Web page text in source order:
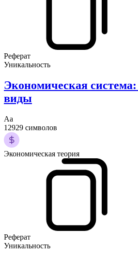
Реферат
Уникальность
Экономическая
виды
Аа
12929 символов
Экономическая теория
Реферат
Уникальность